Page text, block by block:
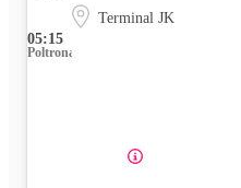
05:15
Terminal JK
Poltrona